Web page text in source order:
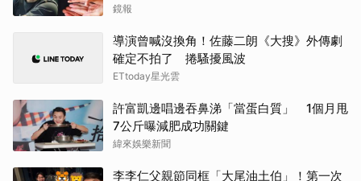
鏡報
導演曾喊沒換角！佐藤二朗《大搜》外傳劇
確定不拍了 捲騷擾風波
ETtoday星光雲
許富凱邊唱邊吞鼻涕「當蛋白質」 1個月甩
7公斤曝減肥成功關鍵
緯來娛樂新聞
李李仁父親節同框「大尾油土伯」！第一次